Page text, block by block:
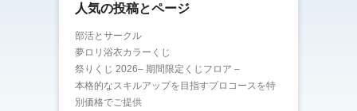
人気の投稿とページ
部活とサークル
夢ロリ浴衣カラーくじ
祭りくじ 2026– 期間限定くじフロア –
本格的なスキルアップを目指すプロコースを特
別価格でご提供